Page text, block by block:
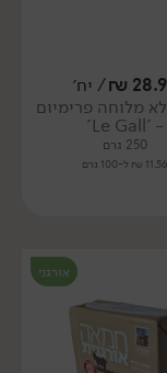
₪/ יח׳
מלוחה פרימיום
- 'Le Gall'
250 גרם
11.56 ₪ ל-100 גרם
אורגני